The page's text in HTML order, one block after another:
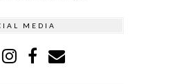
MEDIA